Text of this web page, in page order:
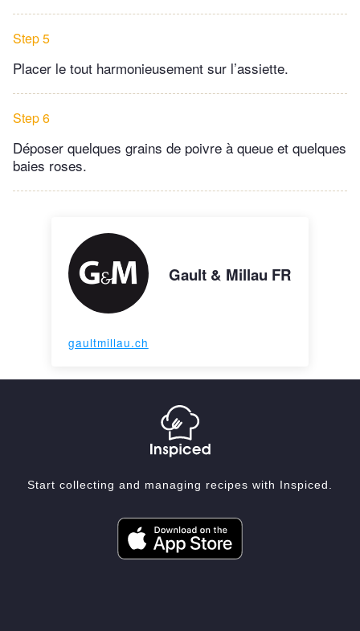
Step 5
Placer le tout harmonieusement sur l’assiette.
Step 6
Déposer quelques grains de poivre à queue et quelques
baies roses.
Gault & Millau FR
gaultmillau.ch
Start collecting and managing recipes with Inspiced.